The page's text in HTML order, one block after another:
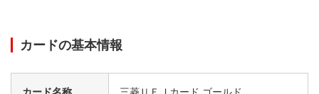
カードの基本情報
カード名称 三菱ＵＦＪカード ゴールド